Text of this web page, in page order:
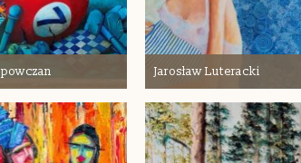
Jarosław Luteracki